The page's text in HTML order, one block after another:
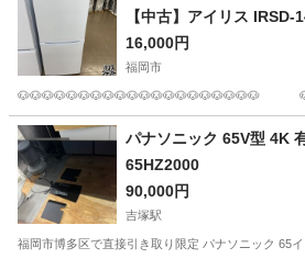
【中古】アイリス
年製
16,000円
福岡市
🐶🐶🐶🐶🐶🐶🐶🐶🐶🐶🐶🐶🐶🐶🐶🐶🐶🐶🐶🐶
福岡 福岡市 キッチン家電 IRSD
パナソニック 65V型 4K
65HZ2000
90,000円
吉塚駅
福岡市博多区で直接引き取り限定 パナソニック 65